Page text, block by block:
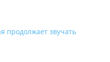
продолжает звучать